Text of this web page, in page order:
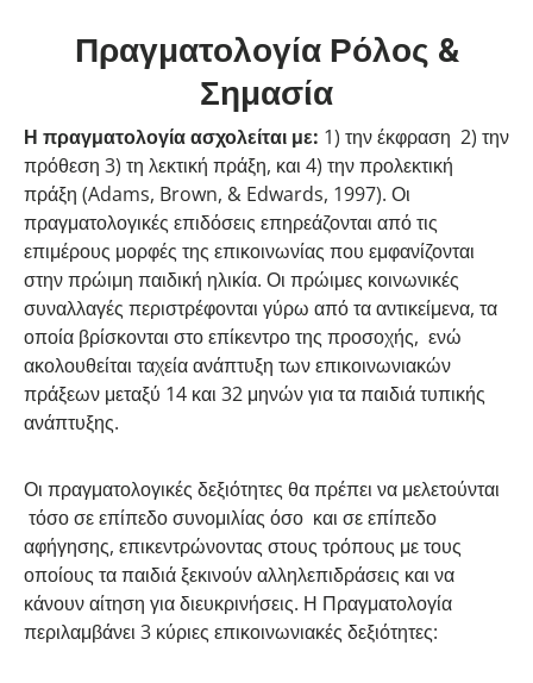
Πραγματολογία Ρόλος &
Σημασία
Η πραγματολογία ασχολείται με: 1) την έκφραση 2) την
πρόθεση 3) τη λεκτική πράξη, και 4) την προλεκτική
πράξη (Adams, Brown, & Edwards, 1997). Οι
πραγματολογικές επιδόσεις επηρεάζονται από τις
επιμέρους μορφές της επικοινωνίας που εμφανίζονται
στην πρώιμη παιδική ηλικία. Οι πρώιμες κοινωνικές
συναλλαγές περιστρέφονται γύρω από τα αντικείμενα, τα
οποία βρίσκονται στο επίκεντρο της προσοχής, ενώ
ακολουθείται ταχεία ανάπτυξη των επικοινωνιακών
πράξεων μεταξύ 14 και 32 μηνών για τα παιδιά τυπικής
ανάπτυξης.
Οι πραγματολογικές δεξιότητες θα πρέπει να μελετούνται
τόσο σε επίπεδο συνομιλίας όσο και σε επίπεδο
αφήγησης, επικεντρώνοντας στους τρόπους με τους
οποίους τα παιδιά ξεκινούν αλληλεπιδράσεις και να
κάνουν αίτηση για διευκρινήσεις. Η Πραγματολογία
περιλαμβάνει 3 κύριες επικοινωνιακές δεξιότητες: